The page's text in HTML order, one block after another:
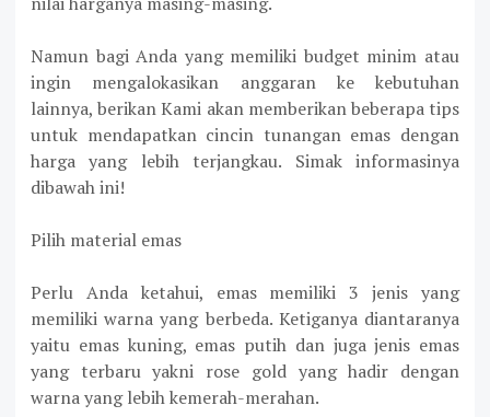
Namun bagi Anda yang memiliki budget minim atau
ingin mengalokasikan anggaran ke kebutuhan
lainnya, berikan Kami akan memberikan beberapa tips
untuk mendapatkan cincin tunangan emas dengan
harga yang lebih terjangkau. Simak informasinya
dibawah ini!
Pilih material emas
Perlu Anda ketahui, emas memiliki 3 jenis yang
memiliki warna yang berbeda. Ketiganya diantaranya
yaitu emas kuning, emas putih dan juga jenis emas
yang terbaru yakni rose gold yang hadir dengan
warna yang lebih kemerah-merahan.